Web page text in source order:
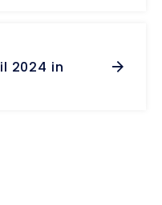
2024 in